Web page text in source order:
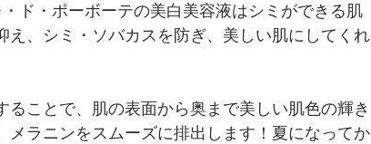
ド・ポーボーテの美白美容液はシミができる肌
、シミ・ソバカスを防ぎ、美しい肌にしてくれ
ことで、肌の表面から奥まで美しい肌色の輝き
メラニンをスムーズに排出します！夏になってか